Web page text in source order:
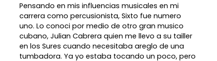
Pensando en mis influencias musicales en mi
carrera como percusionista, Sixto fue numero
uno. Lo conoci por medio de otro gran musico
cubano, Julian Cabrera quien me llevo a su tailler
en los Sures cuando necesitaba areglo de una
tumbadora. Ya yo estaba tocando un poco, pero